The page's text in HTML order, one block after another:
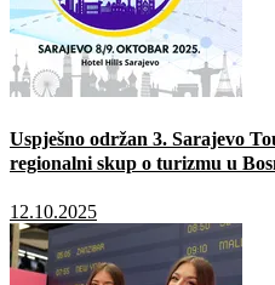
Uspješno održan 3. Sarajevo
regionalni skup o turizmu u
12.10.2025